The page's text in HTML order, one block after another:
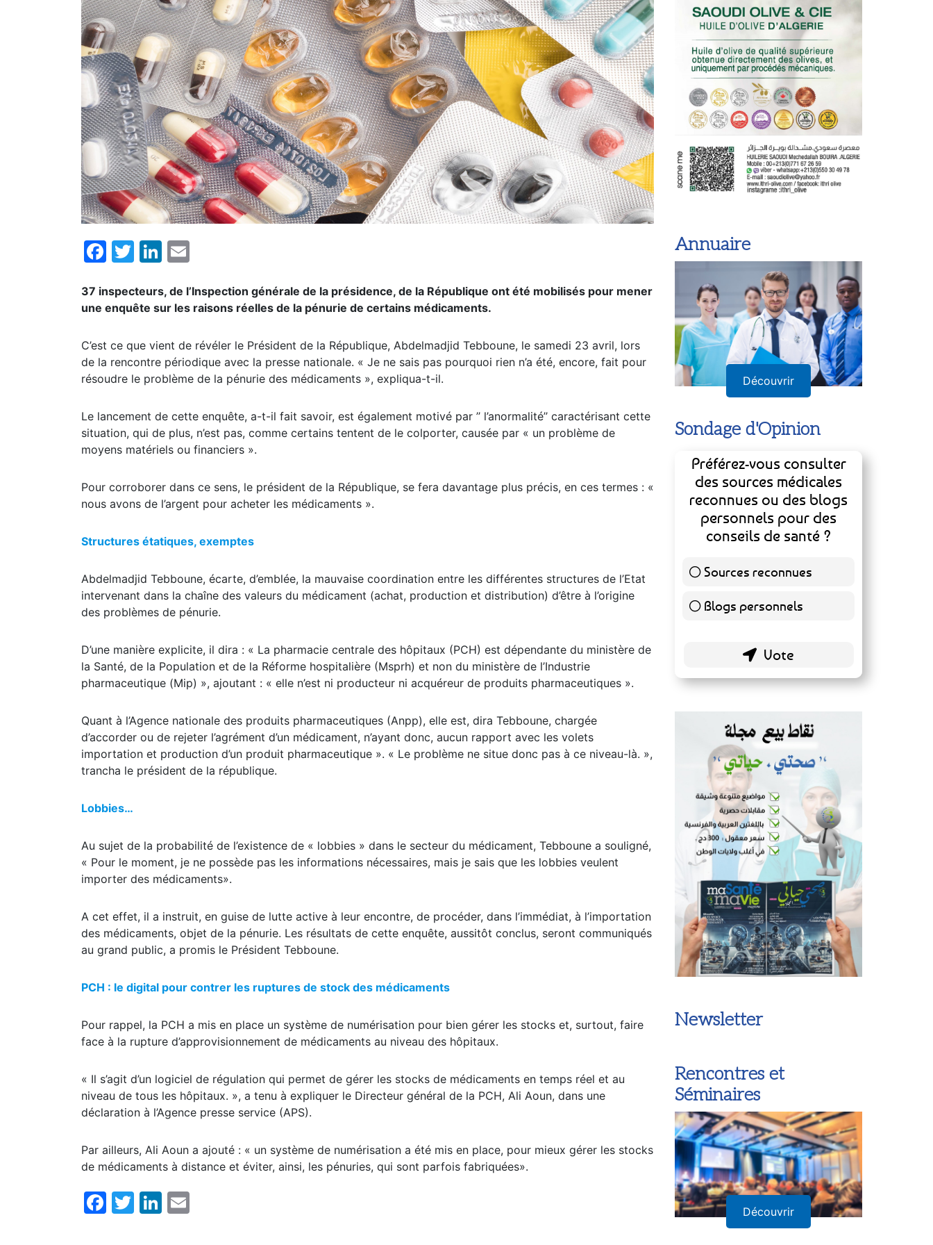
Facebook
TwitterLinkedIn
37 inspecteurs, de l’Inspection générale de la présidence, de la République ont été mobilisés pour mener
une enquête sur les raisons réelles de la pénurie de certains médicaments.
C’est ce que vient de révéler le Président de la République, Abdelmadjid Tebboune, le samedi 23 avril, lors
de la rencontre périodique avec la presse nationale. « Je ne sais pas pourquoi rien n’a été, encore, fait pour
résoudre le problème de la pénurie des médicaments », expliqua-t-il.
Le lancement de cette enquête, a-t-il fait savoir, est également motivé par ’’ l’anormalité’’ caractérisant cette
situation, qui de plus, n’est pas, comme certains tentent de le colporter, causée par « un problème de
moyens matériels ou financiers ».
Pour corroborer dans ce sens, le président de la République, se fera davantage plus précis, en ces termes : «
nous avons de l’argent pour acheter les médicaments ».
Structures étatiques, exemptes
Abdelmadjid Tebboune, écarte, d’emblée, la mauvaise coordination entre les différentes structures de l’Etat
intervenant dans la chaîne des valeurs du médicament (achat, production et distribution) d’être à l’origine
des problèmes de pénurie.
D’une manière explicite, il dira : « La pharmacie centrale des hôpitaux (PCH) est dépendante du ministère de
la Santé, de la Population et de la Réforme hospitalière (Msprh) et non du ministère de l’Industrie
pharmaceutique (Mip) », ajoutant : « elle n’est ni producteur ni acquéreur de produits pharmaceutiques ».
Quant à l’Agence nationale des produits pharmaceutiques (Anpp), elle est, dira Tebboune, chargée
d’accorder ou de rejeter l’agrément d’un médicament, n’ayant donc, aucun rapport avec les volets
importation et production d’un produit pharmaceutique ». « Le problème ne situe donc pas à ce niveau-là. »,
trancha le président de la république.
Lobbies…
Au sujet de la probabilité de l’existence de « lobbies » dans le secteur du médicament, Tebboune a souligné,
« Pour le moment, je ne possède pas les informations nécessaires, mais je sais que les lobbies veulent
importer des médicaments».
A cet effet, il a instruit, en guise de lutte active à leur encontre, de procéder, dans l’immédiat, à l’importation
des médicaments, objet de la pénurie. Les résultats de cette enquête, aussitôt conclus, seront communiqués
au grand public, a promis le Président Tebboune.
PCH : le digital pour contrer les ruptures de stock des médicaments
Pour rappel, la PCH a mis en place un système de numérisation pour bien gérer les stocks et, surtout, faire
face à la rupture d’approvisionnement de médicaments au niveau des hôpitaux.
« Il s’agit d’un logiciel de régulation qui permet de gérer les stocks de médicaments en temps réel et au
niveau de tous les hôpitaux. », a tenu à expliquer le Directeur général de la PCH, Ali Aoun, dans une
déclaration à l’Agence presse service (APS).
Par ailleurs, Ali Aoun a ajouté : « un système de numérisation a été mis en place, pour mieux gérer les stocks
de médicaments à distance et éviter, ainsi, les pénuries, qui sont parfois fabriquées».
Facebook
TwitterLinkedIn
Annuaire
Découvrir
Sondage d'Opinion
Préférez-vous consulter
des sources médicales
reconnues ou des blogs
personnels pour des
conseils de santé ?
Sources reconnues
139 ( 73.16 % )
Blogs personnels51 ( 26.84 % )
Newsletter
Rencontres et
Séminaires
Découvrir